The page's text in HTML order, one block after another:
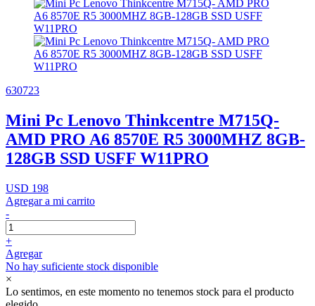
630723
Mini Pc Lenovo Thinkcentre M715Q-
AMD PRO A6 8570E R5 3000MHZ 8GB-
128GB SSD USFF W11PRO
USD 198
Agregar a mi carrito
-
+
Agregar
No hay suficiente stock disponible
×
Lo sentimos, en este momento no tenemos stock para el producto